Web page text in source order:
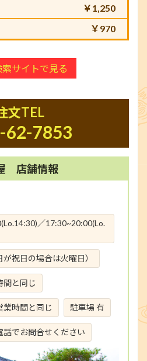
￥1,250
￥970
サイトで見る
文TEL
62-7853
店舗情報
／17:30~20:00(Lo.
祝日の場合は火曜日）
間と同じ
業時間と同じ 駐車場 有
話でお問合せください